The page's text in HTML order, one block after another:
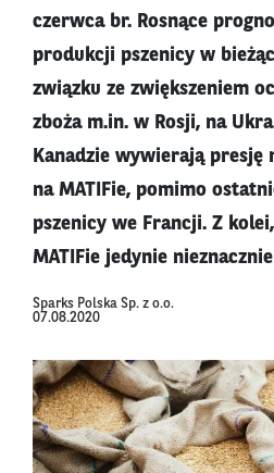
czerwca br. Rosnące
produkcji pszenicy w
związku ze zwiększeniem
zboża m.in. w Rosji, na
Kanadzie wywierają presję
na MATIFie, pomimo
pszenicy we Francji. Z
MATIFie jedynie
Sparks Polska Sp. z o.o.
07.08.2020